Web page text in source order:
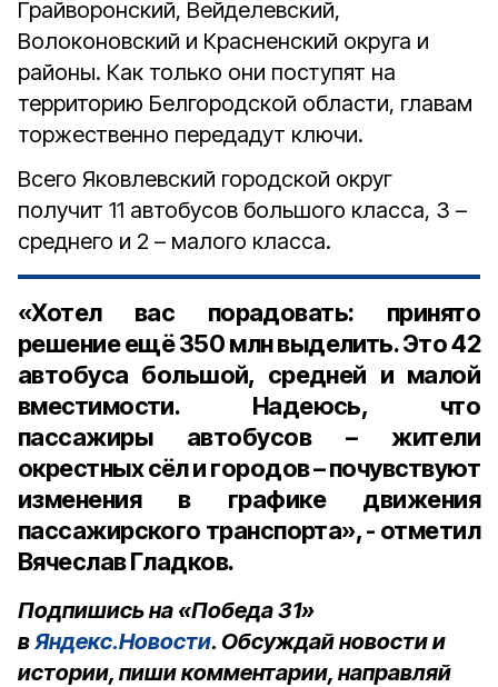
Грайворонский, Вейделевский,
Волоконовский и Красненский округа и
районы. Как только они поступят на
территорию Белгородской области, главам
торжественно передадут ключи.
Всего Яковлевский городской округ
получит 11 автобусов большого класса, 3 –
среднего и 2 – малого класса.
«Хотел вас порадовать: принято
решение ещё 350 млн выделить. Это 42
автобуса большой, средней и малой
вместимости. Надеюсь, что
пассажиры автобусов – жители
окрестных сёл и городов – почувствуют
изменения в графике движения
пассажирского транспорта», - отметил
Вячеслав Гладков.
Подпишись на «Победа 31»
вЯндекс.Новости. Обсуждай новости и
истории, пиши комментарии, направляй